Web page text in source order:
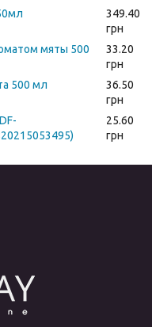
349.40
грн
мяты 500
33.20
грн
500 мл
36.50
грн
25.60
грн